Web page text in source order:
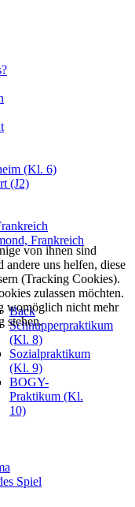
(Kl. 6)
(J2)
Frankreich
Back
Schnupperpraktikum
(Kl. 8)
Sozialpraktikum
(Kl. 9)
BOGY-
Praktikum (Kl.
10)
Spiel
von ihnen sind
andere uns helfen, diese
(Tracking Cookies).
zulassen möchten.
womöglich nicht mehr
stehen.